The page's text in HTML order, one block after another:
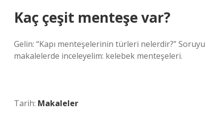
Kaç çeşit menteşe var?
Gelin: “Kapı menteşelerinin türleri nelerdir?” Soruyu
makalelerde inceleyelim: kelebek menteşeleri.
Tarih: Makaleler